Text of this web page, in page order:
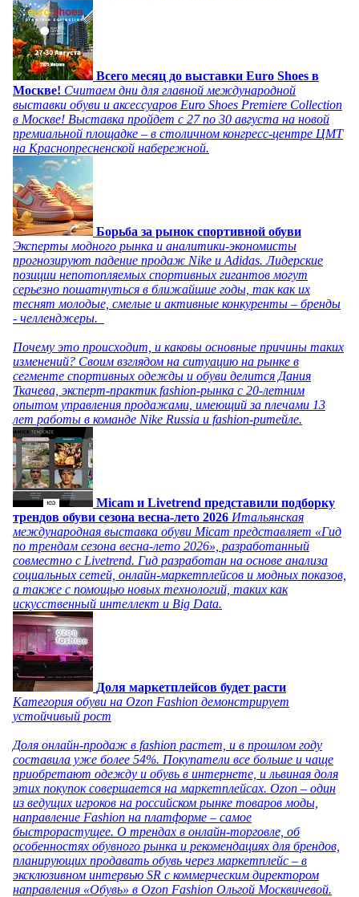
Всего месяц до выставки Euro Shoes в
Москве! Считаем дни для главной международной
выставки обуви и аксессуаров Euro Shoes Premiere Collection
в Москве! Выставка пройдет с 27 по 30 августа на новой
премиальной площадке – в столичном конгресс-центре ЦМТ
на Краснопресненской набережной.
Борьба за рынок спортивной обуви
Эксперты модного рынка и аналитики-экономисты
прогнозируют падение продаж Nike и Adidas. Лидерские
позиции непотопляемых спортивных гигантов могут
серьезно пошатнуться в ближайшие годы, так как их
теснят молодые, смелые и активные конкуренты – бренды
- челленджеры.
Почему это происходит, и каковы основные причины таких
изменений? Своим взглядом на ситуацию на рынке в
сегменте спортивных одежды и обуви делится Дания
Ткачева, эксперт-практик fashion-рынка с 20-летним
опытом управления продажами, имеющий за плечами 13
лет работы в команде Nike Russia и fashion-ритейле.
Micam и Livetrend представили подборку
трендов обуви сезона весна-лето 2026 Итальянская
международная выставка обуви Micam представляет «Гид
по трендам сезона весна-лето 2026», разработанный
совместно с Livetrend. Гид разработан на основе анализа
социальных сетей, онлайн-маркетплейсов и модных показов,
а также с помощью новых технологий, таких как
искусственный интеллект и Big Data.
Доля маркетплейсов будет расти
Категория обуви на Ozon Fashion демонстрирует
устойчивый рост
Доля онлайн-продаж в fashion растет, и в прошлом году
составила уже более 54%. Покупатели все больше и чаще
приобретают одежду и обувь в интернете, и львиная доля
этих покупок совершается на маркетплейсах. Ozon – один
из ведущих игроков на российском рынке товаров моды,
направление Fashion на платформе – самое
быстрорастущее. О трендах в онлайн-торговле, об
особенностях обувного рынка и рекомендациях для брендов,
планирующих продавать обувь через маркетплейс – в
эксклюзивном интервью SR с коммерческим директором
направления «Обувь» в Ozon Fashion Ольгой Москвичевой.